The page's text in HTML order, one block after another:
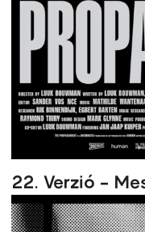
22. Verzió -